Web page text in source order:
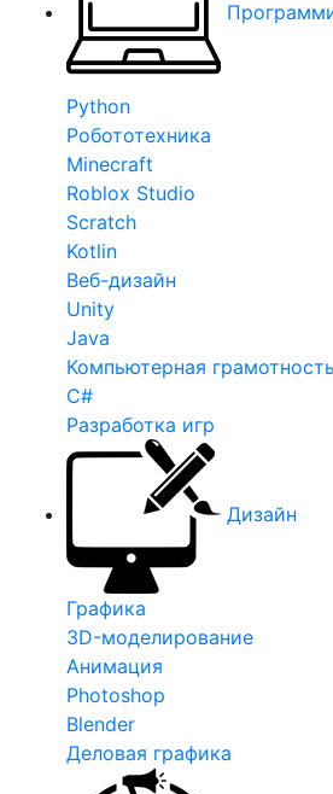
Python
Робототехника
Minecraft
Roblox Studio
Scratch
Kotlin
Веб-дизайн
Unity
Java
Компьютерная грамотность
C#
Разработка игр
Дизайн
Графика
3D-моделирование
Анимация
Photoshop
Blender
Деловая графика